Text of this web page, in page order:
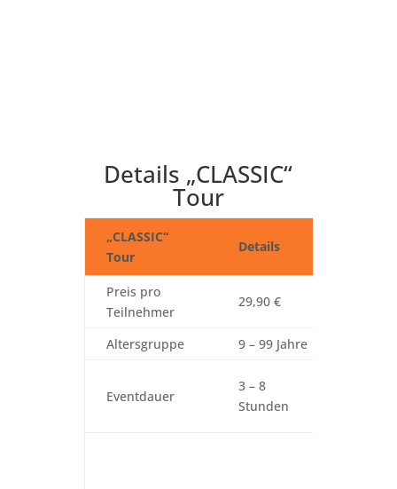
Details „CLASSIC“
Tour
„CLASSIC“
Tour
Details
Preis pro
Teilnehmer
29,90 €
Altersgruppe
9 – 99 Jahre
Eventdauer
3 – 8
Stunden